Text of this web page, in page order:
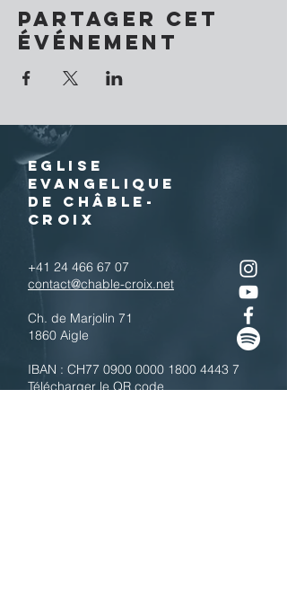
Partager cet
événement
EGLISE
EVANGELIQUE
DE CHÂBLE-
CROIX
+41 24 466 67 07
contact@chable-croix.net
Ch. de Marjolin 71
1860 Aigle
IBAN : CH77 0900 0000 1800 4443 7
Télécharger le QR code